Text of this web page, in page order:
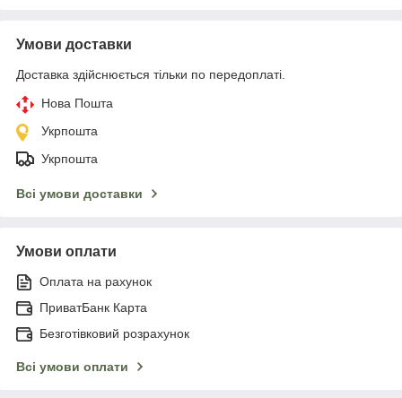
Умови доставки
Доставка здійснюється тільки по передоплаті.
Нова Пошта
Укрпошта
Укрпошта
Всі умови доставки
Умови оплати
Оплата на рахунок
ПриватБанк Карта
Безготівковий розрахунок
Всі умови оплати